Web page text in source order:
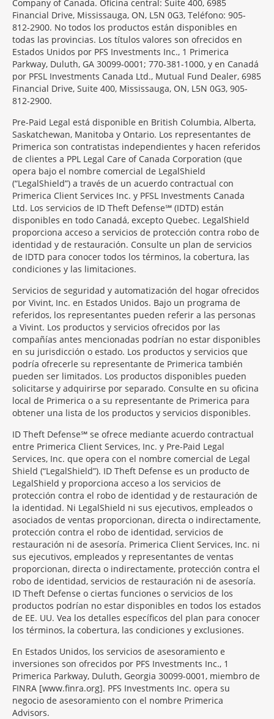
Company of Canada. Oficina central: Suite 400, 6985
Financial Drive, Mississauga, ON, L5N 0G3, Teléfono: 905-
812-2900. No todos los productos están disponibles en
todas las provincias. Los títulos valores son ofrecidos en
Estados Unidos por PFS Investments Inc., 1 Primerica
Parkway, Duluth, GA 30099-0001; 770-381-1000, y en Canadá
por PFSL Investments Canada Ltd., Mutual Fund Dealer, 6985
Financial Drive, Suite 400, Mississauga, ON, L5N 0G3, 905-
812-2900.
Pre-Paid Legal está disponible en British Columbia, Alberta,
Saskatchewan, Manitoba y Ontario. Los representantes de
Primerica son contratistas independientes y hacen referidos
de clientes a PPL Legal Care of Canada Corporation (que
opera bajo el nombre comercial de LegalShield
(“LegalShield”) a través de un acuerdo contractual con
Primerica Client Services Inc. y PFSL Investments Canada
Ltd. Los servicios de ID Theft Defense℠ (IDTD) están
disponibles en todo Canadá, excepto Quebec. LegalShield
proporciona acceso a servicios de protección contra robo de
identidad y de restauración. Consulte un plan de servicios
de IDTD para conocer todos los términos, la cobertura, las
condiciones y las limitaciones.
Servicios de seguridad y automatización del hogar ofrecidos
por Vivint, Inc. en Estados Unidos. Bajo un programa de
referidos, los representantes pueden referir a las personas
a Vivint. Los productos y servicios ofrecidos por las
compañías antes mencionadas podrían no estar disponibles
en su jurisdicción o estado. Los productos y servicios que
podría ofrecerle su representante de Primerica también
pueden ser limitados. Los productos disponibles pueden
solicitarse y adquirirse por separado. Consulte en su oficina
local de Primerica o a su representante de Primerica para
obtener una lista de los productos y servicios disponibles.
ID Theft Defense℠ se ofrece mediante acuerdo contractual
entre Primerica Client Services, Inc. y Pre-Paid Legal
Services, Inc. que opera con el nombre comercial de Legal
Shield (“LegalShield”). ID Theft Defense es un producto de
LegalShield y proporciona acceso a los servicios de
protección contra el robo de identidad y de restauración de
la identidad. Ni LegalShield ni sus ejecutivos, empleados o
asociados de ventas proporcionan, directa o indirectamente,
protección contra el robo de identidad, servicios de
restauración ni de asesoría. Primerica Client Services, Inc. ni
sus ejecutivos, empleados y representantes de ventas
proporcionan, directa o indirectamente, protección contra el
robo de identidad, servicios de restauración ni de asesoría.
ID Theft Defense o ciertas funciones o servicios de los
productos podrían no estar disponibles en todos los estados
de EE. UU. Vea los detalles específicos del plan para conocer
los términos, la cobertura, las condiciones y exclusiones.
En Estados Unidos, los servicios de asesoramiento e
inversiones son ofrecidos por PFS Investments Inc., 1
Primerica Parkway, Duluth, Georgia 30099-0001, miembro de
FINRA [www.finra.org]. PFS Investments Inc. opera su
negocio de asesoramiento con el nombre Primerica
Advisors.